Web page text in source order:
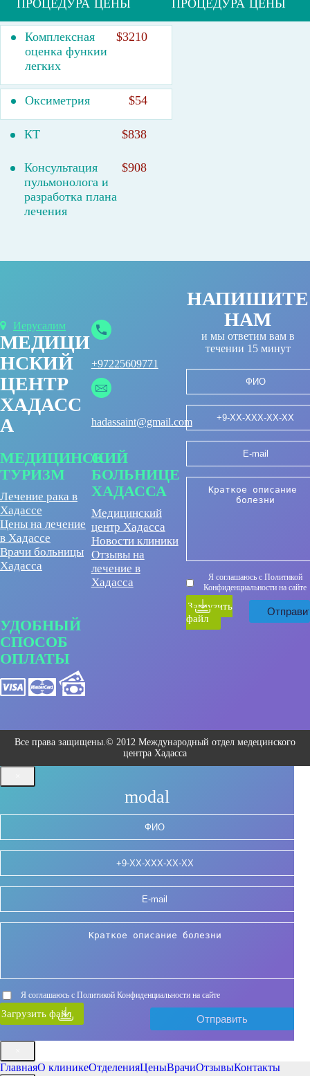
ПРОЦЕДУРА ЦЕНЫ ПРОЦЕДУРА ЦЕНЫ
Комплексная
оценка функии
легких
$3210
Оксиметрия $54
КТ $838
Консультация
пульмонолога и
разработка плана
лечения
$908
Иерусалим
МЕДИЦИ
НСКИЙ
ЦЕНТР
ХАДАСС
А
+97225609771
hadassaint@gmail.com
МЕДИЦИНСКИЙ
ТУРИЗМ
Лечение рака в
Хадассе
Цены на лечение
в Хадассе
Врачи больницы
Хадасса
О
БОЛЬНИЦЕ
ХАДАССА
Медицинский
центр Хадасса
Новости клиники
Отзывы на
лечение в
Хадасса
УДОБНЫЙ
СПОСОБ
ОПЛАТЫ
НАПИШИТЕ
НАМ
и мы ответим вам в
течении 15 минут
Я соглашаюсь с Политикой
Конфиденциальности на сайте
Загрузить
файл
Все права защищены.© 2012 Международный отдел медецинского
центра Хадасса
modal
Я соглашаюсь с Политикой Конфиденциальности на сайте
Загрузить файл
ГлавнаяО клиникеОтделенияЦеныВрачиОтзывыКонтакты